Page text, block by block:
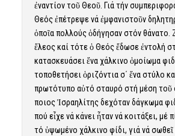
ἐναντίον τοῦ Θεοῦ. Γιά τήν
Θεός ἐπέτρεψε νά ἐμφανιστοῦν
ὁποῖα πολλούς ὁδήγησαν στόν θάνατο.
ἔλεος καί τότε ὁ Θεός ἔδωσε ἐντολή
κατασκευάσει ἕνα χάλκινο ὁμοίωμα
τοποθετήσει ὁριζόντια σ΄ ἕνα στύλο
πρωτότυπο αὐτό σταυρό στή μέση τοῦ
Ὅποιος Ἰσραηλίτης δεχόταν δάγκωμα
πού εἶχε νά κάνει ἦταν νά κοιτάξει, μέ
τό ὑψωμένο χάλκινο φίδι, γιά νά σωθεῖ